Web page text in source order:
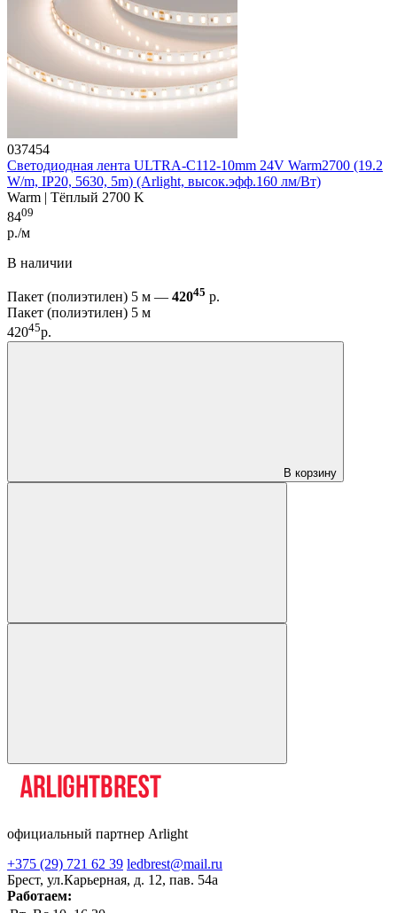
037454
Светодиодная лента ULTRA-C112-10mm 24V Warm2700 (19.2
W/m, IP20, 5630, 5m) (Arlight, высок.эфф.160 лм/Вт)
Warm | Тёплый 2700 K
8409
р./м
В наличии
Пакет (полиэтилен) 5 м — 42045 р.
Пакет (полиэтилен) 5 м
42045р.
В корзину
официальный партнер Arlight
+375 (29) 721 62 39 ledbrest@mail.ru
Брест, ул.Карьерная, д. 12, пав. 54а
Работаем: